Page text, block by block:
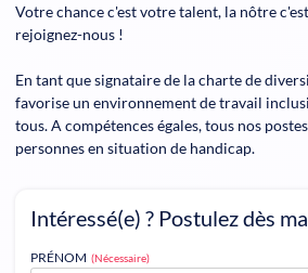
Votre chance c'est votre talent, la nôtre
rejoignez-nous !
En tant que signataire de la charte de
favorise un environnement de travail
tous. A compétences égales, tous nos
personnes en situation de handicap.
Intéressé(e) ? Postulez dès
PRÉNOM (Nécessaire)